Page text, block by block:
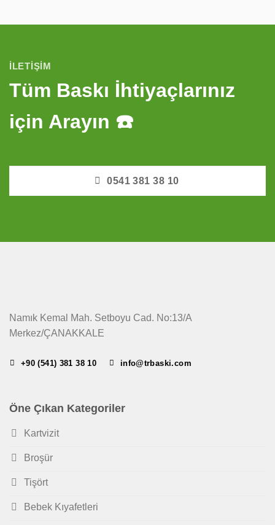
İLETIŞIM
Tüm Baskı İhtiyaçlarınız
için Arayın ☎️
0541 381 38 10
Namık Kemal Mah. Setboyu Cad. No:13/A
Merkez/ÇANAKKALE
+90 (541) 381 38 10 info@trbaski.com
Öne Çıkan Kategoriler
Kartvizit
Broşür
Tişört
Bebek Kıyafetleri